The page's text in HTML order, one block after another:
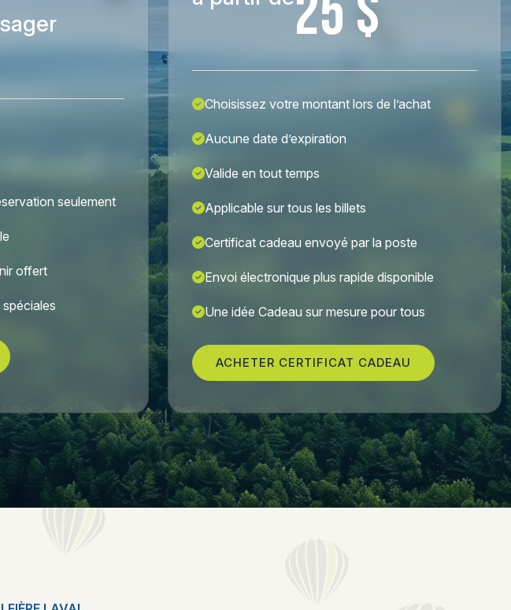
seulement
offert
Choisissez votre montant lors de l’achat
Aucune date d’expiration
Valide en tout temps
Applicable sur tous les billets
Certificat cadeau envoyé par la poste
Envoi électronique plus rapide disponible
Une idée Cadeau sur mesure pour tous
ACHETER CERTIFICAT CADEAU